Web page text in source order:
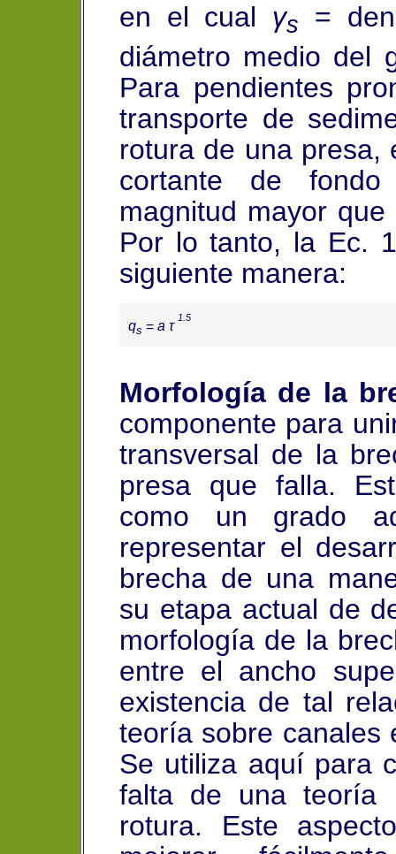
en el cual γs
=
diámetro medio del
Para pendientes
transporte de
rotura de una presa,
cortante de
magnitud mayor
Por lo tanto, la Ec.
siguiente manera:
qs = a τ
1.5
Morfología de la
componente para
transversal de la
presa que falla.
como un grado
representar el
brecha de una
su etapa actual de
morfología de la
entre el ancho
existencia de tal
teoría sobre canales
Se utiliza aquí para
falta de una teoría
rotura. Este